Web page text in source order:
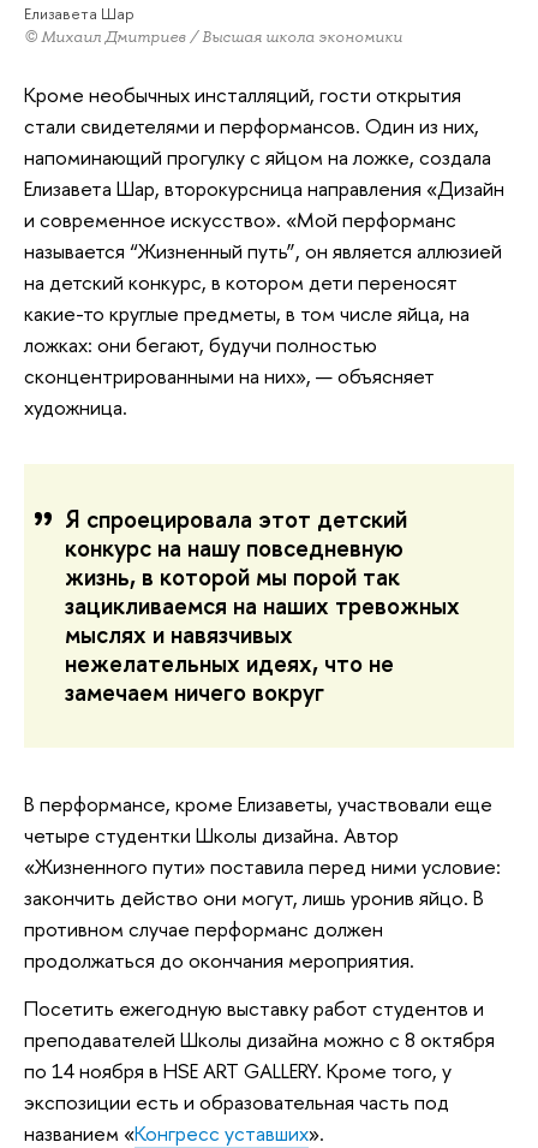
Елизавета Шар
© Михаил Дмитриев / Высшая школа экономики
Кроме необычных инсталляций, гости открытия
стали свидетелями и перформансов. Один из них,
напоминающий прогулку с яйцом на ложке, создала
Елизавета Шар, второкурсница направления «Дизайн
и современное искусство». «Мой перформанс
называется “Жизненный путь”, он является аллюзией
на детский конкурс, в котором дети переносят
какие-то круглые предметы, в том числе яйца, на
ложках: они бегают, будучи полностью
сконцентрированными на них», — объясняет
художница.
Я спроецировала этот детский
конкурс на нашу повседневную
жизнь, в которой мы порой так
зацикливаемся на наших тревожных
мыслях и навязчивых
нежелательных идеях, что не
замечаем ничего вокруг
В перформансе, кроме Елизаветы, участвовали еще
четыре студентки Школы дизайна. Автор
«Жизненного пути» поставила перед ними условие:
закончить действо они могут, лишь уронив яйцо. В
противном случае перформанс должен
продолжаться до окончания мероприятия.
Посетить ежегодную выставку работ студентов и
преподавателей Школы дизайна можно с 8 октября
по 14 ноября в HSE ART GALLERY. Кроме того, у
экспозиции есть и образовательная часть под
названием «Конгресс уставших».